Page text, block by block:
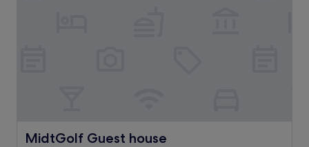
MidtGolf Guest house
MidtGolf Guest house